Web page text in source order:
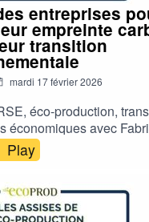
entreprises
empreinte
transition
mardi 17 février 2026
éco-production,
économiques avec
de C3D et Mélissa
du Groupe TF1. Merci
réalisé la prise de son
Play